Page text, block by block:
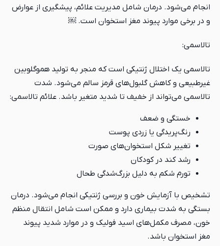
انجام می‌شود. درمان شامل مدیریت علائم، پیشگیری از عوارض
و در برخی موارد پیوند مغز استخوان است. ￼
تالاسمی:
تالاسمی یک اختلال ژنتیکی است که منجر به تولید هموگلوبین
غیرطبیعی و کاهش گلبول‌های قرمز سالم می‌شود. شدت
تالاسمی می‌تواند از خفیف تا شدید متغیر باشد. علائم تالاسمی:
خستگی و ضعف
رنگ‌پریدگی یا زردی پوست
تغییر شکل استخوان‌های صورت
رشد کند در کودکان
تورم شکم به دلیل بزرگ‌شدگی طحال
تشخیص با آزمایش خون و بررسی ژنتیکی انجام می‌شود. درمان
بستگی به شدت بیماری دارد و ممکن است شامل انتقال منظم
خون، مصرف مکمل‌های اسید فولیک و در موارد شدید پیوند
مغز استخوان باشد.